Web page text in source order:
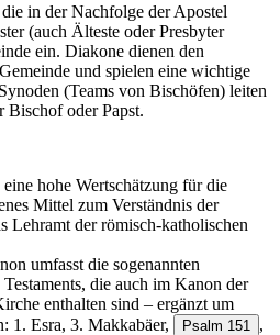
in der Nachfolge der Apostel
(auch Älteste oder Presbyter
ein. Diakone dienen den
und spielen eine wichtige
(Teams von Bischöfen) leiten
Bischof oder Papst.
hohe Wertschätzung für die
Mittel zum Verständnis der
Lehramt der römisch-katholischen
umfasst die sogenannten
die auch im Kanon der
enthalten sind – ergänzt um
1. Esra, 3. Makkabäer,
Psalm 151
,